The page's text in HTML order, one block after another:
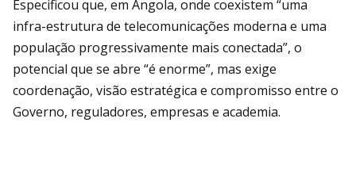
Especificou que, em Angola, onde coexistem “uma
infra-estrutura de telecomunicações moderna e uma
população progressivamente mais conectada”, o
potencial que se abre “é enorme”, mas exige
coordenação, visão estratégica e compromisso entre o
Governo, reguladores, empresas e academia.